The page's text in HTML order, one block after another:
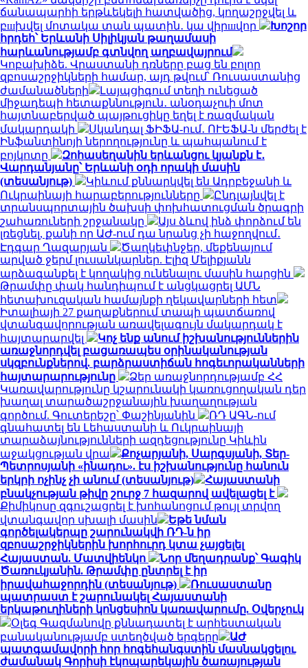
ճանապարհի երթևեկելի հատվածից, կողաշրջվել և
բшխվել մոտակա տան պատին․ կա վիրшվոր
Խոշոր
հրդեհ՝ Երևանի Սիլիկյան թաղամասի
հարևանությամբ գտնվող աղբավայրում
Կոբախիձե. Վրաստանի դռները բաց են բոլոր
զբոսաշրջիկների համար, այդ թվում՝ Ռուսաստանից
ժամանածների
Լայպցիգում տեղի ունեցած
միջադեպի հետաքննություն․ անօդաչուի մոտ
հայտնաբերված պայթուցիկը եղել է ռազմական
մակարդակի
Սկանդալ ՖԻՖԱ-ում․ ՈՒԵՖԱ-ն մերժել է
Ինֆանտինոյի ներողությունը և պահպանում է
բոյկոտը
Զոհասեղանին երևանցու կյանքն է․
Վարդանյանը՝ Երևանի օդի որակի մասին
(տեսանյութ)
Կիևում քննարկվել են Ադրբեջանի և
Ուկրաինայի հարաբերությունները
Ընդլայնվել է
տրանսպորտային ծախսի փոխհատուցման ծրագրի
շահառուների շրջանակը
Այս ձևով ինձ փորձում են
լռեցնել, քանի որ ԱԺ-ում դա նրանց չի հաջողվում․
Էդգար Ղազարյան
Ծաղկեփնջեր, մեքենայում
արված ջերմ լուսանկարներ. Էլիզ Մելիքյանն
արձագանքել է կողակից ունենալու մասին հարցին
Թրամփը փակ հանդիպում է անցկացրել ԱՄՆ
հետախուզական համայնքի ղեկավարների հետ
Իտալիայի 27 քաղաքներում տապի պատճառով
վտանգավորության առավելագույն մակարդակ է
հայտարարվել
Կոչ ենք անում իշխանություններին
առաջնորդվել բացառապես օրինականության
սկզբունքներով. բարձրաստիճան հոգեւորականների
հայտարարությունը
Ձեր առաջնորդությամբ ՀՀ
Կառավարությունը կշարունակի կառուցողական դեր
խաղալ տարածաշրջանային խաղաղության
գործում. Գուտերեշը՝ Փաշինյանին
ՌԴ ԱԳՆ-ում
գնահատել են Լեհաստանի և Ուկրաինայի
տարաձայնությունների ազդեցությունը Կիևին
աջակցության վրա
Քոչարյանի, Սարգսյանի, Տեր-
Պետրոսյանի «ինադու». էս իշխանությունը հանուն
երկրի ոչինչ չի անում (տեսանյութ)
Հայաստանի
բնակչության թիվը շուրջ 7 հազարով ավելացել է
Քիմիկոսը զգուշացրել է խոհանոցում թույլ տրվող
վտանգավոր սխալի մասին
Եթե նման
գործելակերպը շարունակվի ՌԴ-ն իր
զբոսաշրջիկներին խորհուրդ կտա չայցելել
Հայաստան. Մատվիենկո
Նոր մեղադրանք՝ Գագիկ
Ծառուկյանին. Թրամփը ընտրել է իր
իրավահաջորդին (տեսանյութ)
Ռուսաստանը
պատրաստ է շարունակել Հայաստանի
երկաթուղիների կոնցեսիոն կառավարումը. Օվերչուկ
Օլեգ Գազմանովը քննադատել է արհեստական
բանականությամբ ստեղծված երգերը
ԱԺ
պատգամավորի հոր հոգեհանգստին մասնակցելու
ժամանակ Գորիսի էկոպարեկային ծառայության